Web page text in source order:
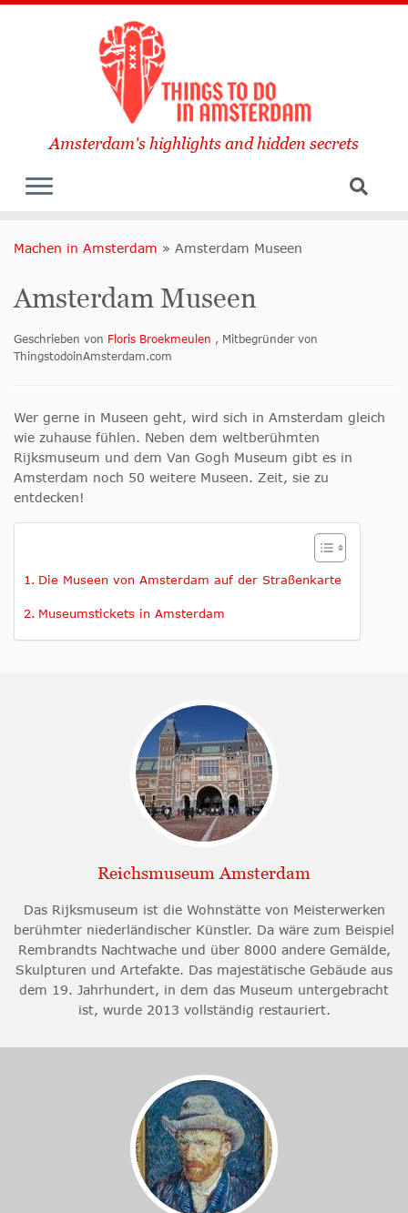
Amsterdam's highlights and hidden secrets
Machen in Amsterdam » Amsterdam Museen
Amsterdam Museen
Geschrieben von Floris Broekmeulen , Mitbegründer von
ThingstodoinAmsterdam.com
Wer gerne in Museen geht, wird sich in Amsterdam gleich
wie zuhause fühlen. Neben dem weltberühmten
Rijksmuseum und dem Van Gogh Museum gibt es in
Amsterdam noch 50 weitere Museen. Zeit, sie zu
entdecken!
Die Museen von Amsterdam auf der Straßenkarte
Museumstickets in Amsterdam
Reichsmuseum Amsterdam
Das Rijksmuseum ist die Wohnstätte von Meisterwerken
berühmter niederländischer Künstler. Da wäre zum Beispiel
Rembrandts Nachtwache und über 8000 andere Gemälde,
Skulpturen und Artefakte. Das majestätische Gebäude aus
dem 19. Jahrhundert, in dem das Museum untergebracht
ist, wurde 2013 vollständig restauriert.